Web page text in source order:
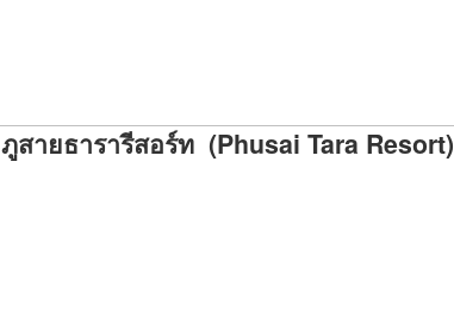
ภูสายธารารีสอร์ท (Phusai Tara Resort)